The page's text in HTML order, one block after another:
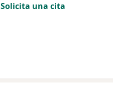
Solicita una cita